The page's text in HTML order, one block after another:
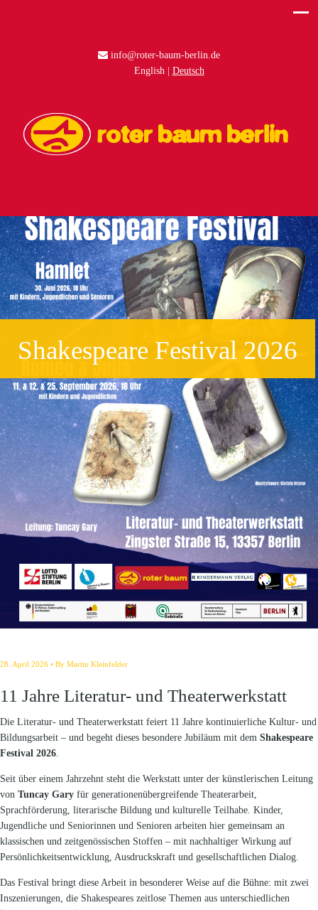
info@roter-baum-berlin.de
English
Deutsch
Shakespeare Festival 2026
28. April 2026 By Martin Kleinfelder
11 Jahre Literatur- und Theaterwerkstatt
Die Literatur- und Theaterwerkstatt feiert 11 Jahre kontinuierliche Kultur- und
Bildungsarbeit – und begeht dieses besondere Jubiläum mit dem Shakespeare
Festival 2026
Seit über einem Jahrzehnt steht die Werkstatt unter der künstlerischen Leitung
von Tuncay Gary für generationenübergreifende Theaterarbeit,
Sprachförderung, literarische Bildung und kulturelle Teilhabe. Kinder,
Jugendliche und Seniorinnen und Senioren arbeiten hier gemeinsam an
klassischen und zeitgenössischen Stoffen – mit nachhaltiger Wirkung auf
Persönlichkeitsentwicklung, Ausdruckskraft und gesellschaftlichen Dialog.
Das Festival bringt diese Arbeit in besonderer Weise auf die Bühne: mit zwei
Inszenierungen, die Shakespeares zeitlose Themen aus unterschiedlichen